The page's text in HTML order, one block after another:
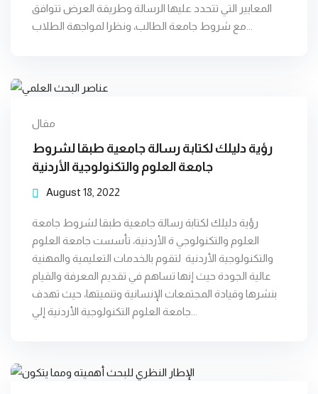
المعايير التي تتحدد عليها الرسالة وطريقة العرض تتوافق
مقال
رؤية دليلك لكتابة رسالة جامعية طبقا لشروط
جامعة العلوم والتكنولوجية الأردنية
August 18, 2022
رؤية دليلك لكتابة رسالة جامعية طبقا لشروط جامعة
العلوم والتكنولوجي ة الأردنية، تأسست جامعة العلوم
والتكنولوجية الأردنية لتقوم بالخدمات التعليمية والمهنية
عالية الجودة حيث إنها تساهم في تقديم المعرفة والقيام
بنشرها وقيادة المجتمعات الإنسانية وتنميتها، حيث تهدف